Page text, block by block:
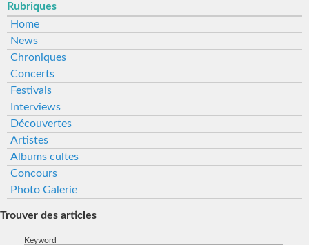
Rubriques
Home
News
Chroniques
Concerts
Festivals
Interviews
Découvertes
Artistes
Albums cultes
Concours
Photo Galerie
Trouver des articles
Keyword